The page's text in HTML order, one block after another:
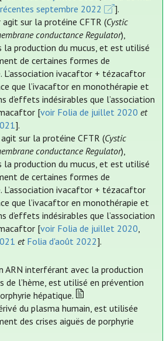
septembre 2022
].
sur la protéine CFTR (Cystic
conductance Regulator),
la production du mucus, et est utilisé
de certaines formes de
L’association ivacaftor + tézacaftor
que l’ivacaftor en monothérapie et
d’effets indésirables que l’association
[voir Folia de juillet 2020 et
].
sur la protéine CFTR (Cystic
conductance Regulator),
la production du mucus, et est utilisé
de certaines formes de
L’association ivacaftor + tézacaftor
que l’ivacaftor en monothérapie et
d’effets indésirables que l’association
[voir Folia de juillet 2020,
et Folia d'août 2022].
ARN interférant avec la production
de l’hème, est utilisé en prévention
hépatique.
du plasma humain, est utilisée
des crises aiguës de porphyrie